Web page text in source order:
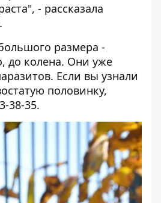
- рассказала
размера -
до колена. Они уже
Если вы узнали
половинку,
38-35.